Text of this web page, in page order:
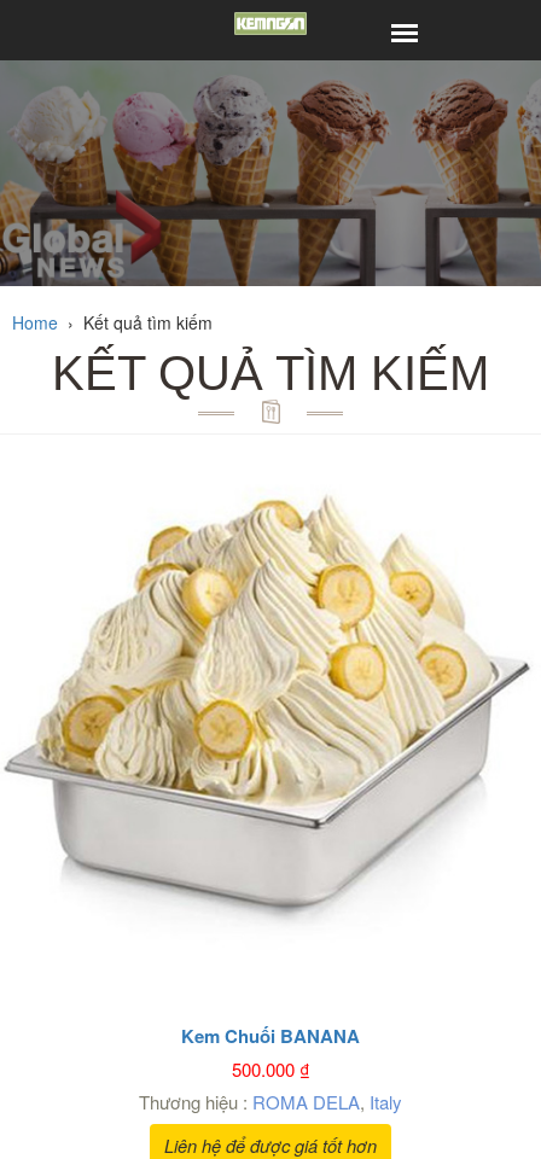
Home › Kết quả tìm kiếm
KẾT QUẢ TÌM KIẾM
Kem Chuối BANANA
500.000₫
Thương hiệu : ROMA DELA, Italy
Liên hệ để được giá tốt hơn